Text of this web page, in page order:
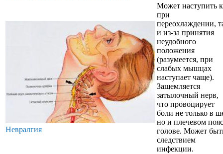
Невралгия
Может наступить
при
переохлаждении,
и из-за принятия
неудобного
положения
(разумеется, при
слабых мышцах
наступает чаще).
Защемляется
затылочный нерв,
что провоцирует
боли не только в
но и плечевом
голове. Может
следствием
инфекции.